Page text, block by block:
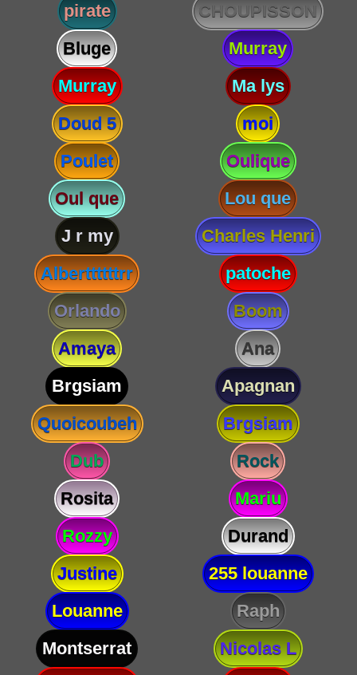
pirate
CHOUPISSON
Bluge
Murray
Murray
Ma lys
Doud 5
moi
Poulet
Oulique
Oul que
Lou que
J r my
Charles Henri
Alberttttttrr
patoche
Orlando
Boom
Amaya
Ana
Brgsiam
Apagnan
Quoicoubeh
Brgsiam
Dub
Rock
Rosita
Mariu
Rozzy
Durand
Justine
255 louanne
Louanne
Raph
Montserrat
Nicolas L